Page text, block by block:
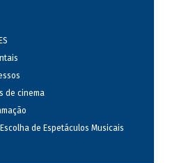
de cinema
de Espetáculos Musicais